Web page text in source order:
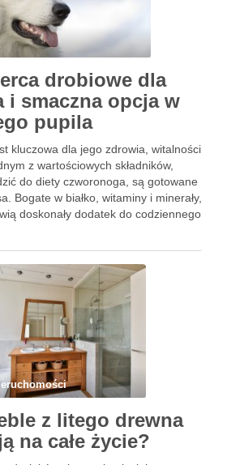
drobiowe dla
i smaczna opcja w
pupila
kluczowa dla jego zdrowia, witalności
z wartościowych składników,
do diety czworonoga, są gotowane
Bogate w białko, witaminy i minerały,
doskonały dodatek do codziennego
przyjrzymy się korzyściom
z litego drewna
na całe życie?